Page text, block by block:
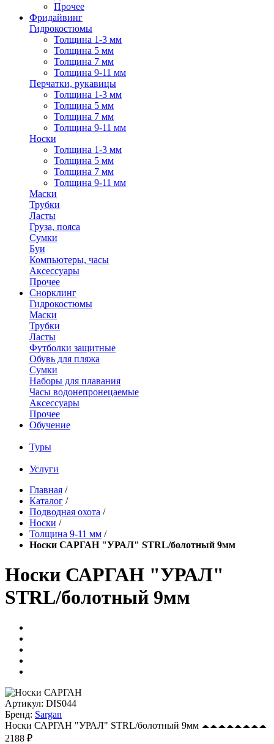
Прочее
Фридайвинг
Гидрокостюмы
Толщина 1-3 мм
Толщина 5 мм
Толщина 7 мм
Толщина 9-11 мм
Перчатки, рукавицы
Толщина 1-3 мм
Толщина 5 мм
Толщина 7 мм
Толщина 9-11 мм
Носки
Толщина 1-3 мм
Толщина 5 мм
Толщина 7 мм
Толщина 9-11 мм
Маски
Трубки
Ласты
Груза, пояса
Сумки
Буи
Компьютеры, часы
Аксессуары
Прочее
Снорклинг
Гидрокостюмы
Маски
Трубки
Ласты
Футболки защитные
Обувь для пляжа
Сумки
Наборы для плавания
Часы водонепронецаемые
Аксессуары
Прочее
Обучение
Туры
Услуги
Главная /
Каталог /
Подводная охота /
Носки /
Толщина 9-11 мм /
Носки САРГАН "УРАЛ" STRL/болотный 9мм
Носки САРГАН "УРАЛ"
STRL/болотный 9мм
Артикул: DIS044
Бренд: Sargan
Носки САРГАН "УРАЛ" STRL/болотный 9мм
2188 ₽